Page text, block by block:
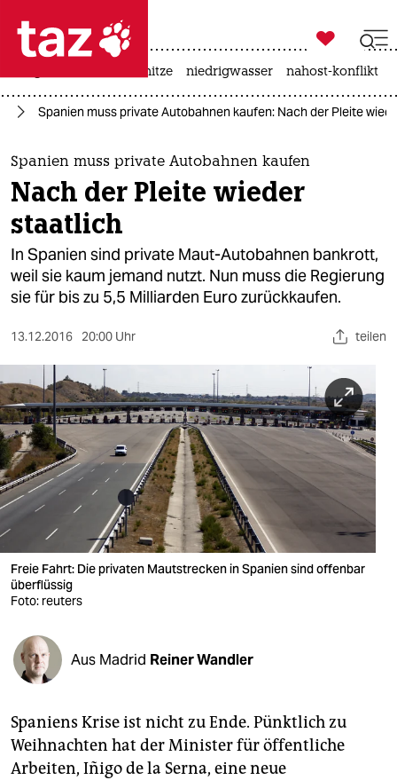
 taz zahl ich
taz zahl ich
themen
politik
öko
gesellschaft
sport
berlin
nord
wahrheit
verlag
verlag
veranstaltungen
fragen & hilfe
abo
genossenschaft

taz zahl ich
hitze niedrigwasser nahost-konflikt
Spanien muss private Autobahnen kaufen: Nach der Pleite
Spanien muss private Autobahnen kaufen
Nach der Pleite wieder
staatlich
In Spanien sind private Maut-Autobahnen bankrott,
weil sie kaum jemand nutzt. Nun muss die Regierung
sie für bis zu 5,5 Milliarden Euro zurückkaufen.
13.12.2016 20:00 Uhr teilen
Freie Fahrt: Die privaten Mautstrecken in Spanien sind offenbar
überflüssig
Foto: reuters
Aus Madrid Reiner Wandler
Spaniens Krise ist nicht zu Ende. Pünktlich zu
Weihnachten hat der Minister für öffentliche
Arbeiten, Iñigo de la Serna, eine neue